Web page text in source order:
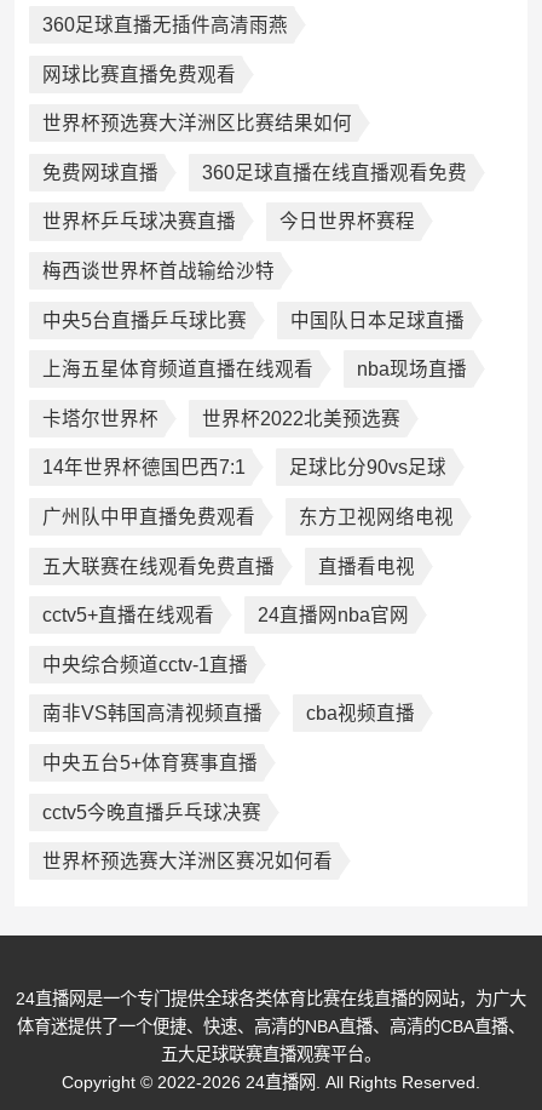
360足球直播无插件高清雨燕
网球比赛直播免费观看
世界杯预选赛大洋洲区比赛结果如何
免费网球直播 360足球直播在线直播观看免费
世界杯乒乓球决赛直播 今日世界杯赛程
梅西谈世界杯首战输给沙特
中央5台直播乒乓球比赛 中国队日本足球直播
上海五星体育频道直播在线观看 nba现场直播
卡塔尔世界杯 世界杯2022北美预选赛
14年世界杯德国巴西7:1 足球比分90vs足球
广州队中甲直播免费观看 东方卫视网络电视
五大联赛在线观看免费直播 直播看电视
cctv5+直播在线观看 24直播网nba官网
中央综合频道cctv-1直播
南非VS韩国高清视频直播 cba视频直播
中央五台5+体育赛事直播
cctv5今晚直播乒乓球决赛
世界杯预选赛大洋洲区赛况如何看
24直播网是一个专门提供全球各类体育比赛在线直播的网站，为广大
体育迷提供了一个便捷、快速、高清的NBA直播、高清的CBA直播、
五大足球联赛直播观赛平台。
Copyright © 2022-2026 24直播网. All Rights Reserved.